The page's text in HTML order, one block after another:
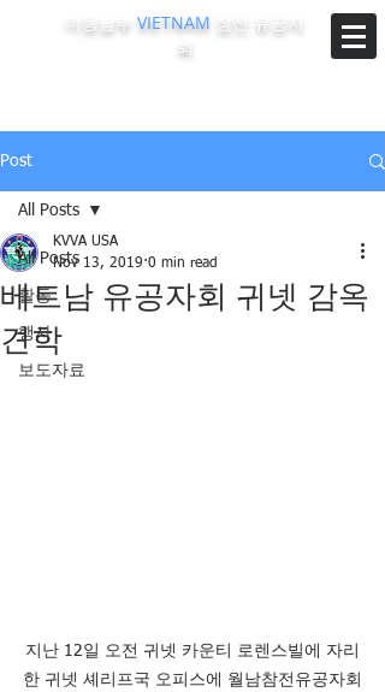
미동남부 VIETNAM 참전 유공자
회
Post
All Posts
활동
행사
보도자료
All Posts
베트남 유공자회 귀넷 감옥
견학
KVVA USA
Nov 13, 2019 0 min read
지난 12일 오전 귀넷 카운티 로렌스빌에 자리
한 귀넷 셰리프국 오피스에 월남참전유공자회